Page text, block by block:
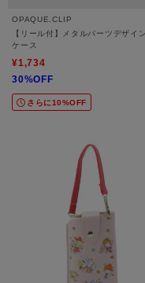
OPAQUE.CLIP
【リール付】メタルパーツデザイ
ケース
¥1,734
30%OFF
さらに10%OFF